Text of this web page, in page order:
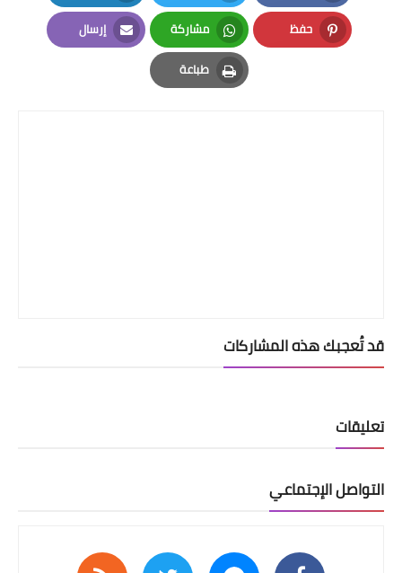
Facebook
Twitter
LinkedIn
حفظ
Pinterest
مشاركة
Whatsapp
إرسال
Email
طباعة
Print
قد تُعجبك هذه المشاركات
تعليقات
التواصل الإجتماعي